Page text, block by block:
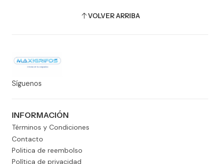
VOLVER ARRIBA
Síguenos
INFORMACIÓN
Términos y Condiciones
Contacto
Politica de reembolso
Política de privacidad